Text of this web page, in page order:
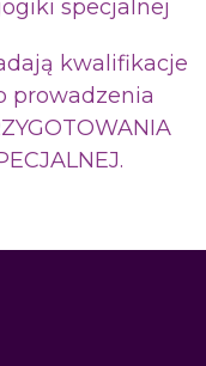
specjalnej
kwalifikacje
prowadzenia